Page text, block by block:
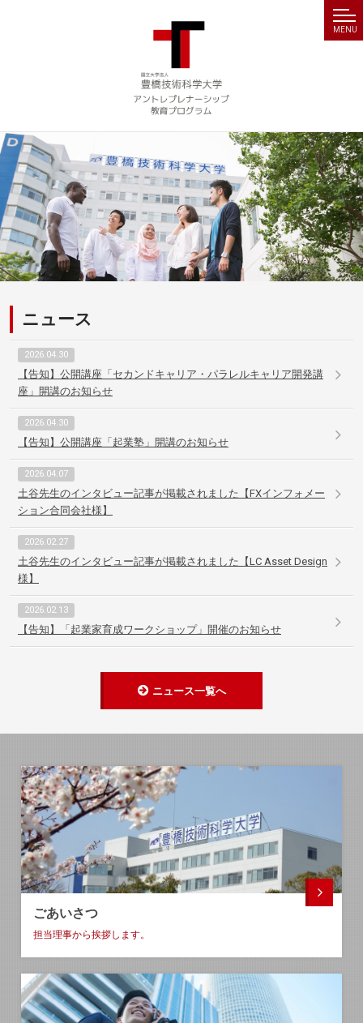
MENU
ニュース
2026.04.30
【告知】公開講座「セカンドキャリア・パラレルキャリア開発講
座」開講のお知らせ
2026.04.30
【告知】公開講座「起業塾」開講のお知らせ
2026.04.07
土谷先生のインタビュー記事が掲載されました【FXインフォメー
ション合同会社様】
2026.02.27
土谷先生のインタビュー記事が掲載されました【LC Asset Design
様】
2026.02.13
【告知】「起業家育成ワークショップ」開催のお知らせ
ニュース一覧へ
ごあいさつ
担当理事から挨拶します。